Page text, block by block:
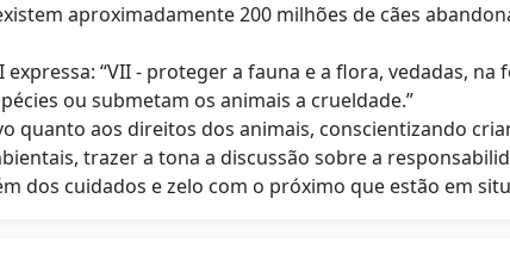
aproximadamente 200 milhões de cães
“VII - proteger a fauna e a flora, vedadas,
ou submetam os animais a crueldade.”
aos direitos dos animais, conscientizando
trazer a tona a discussão sobre a
dos cuidados e zelo com o próximo que estão em